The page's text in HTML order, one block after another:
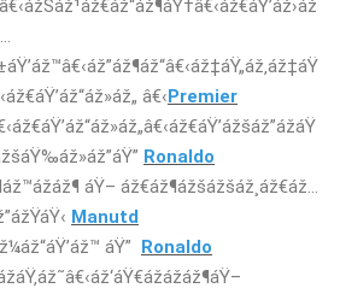
â€‹Premier
Ronaldo
áŸ– áž€áž¶ážšážšáž¸áž€áž…
Manutd
áŸ” Ronaldo